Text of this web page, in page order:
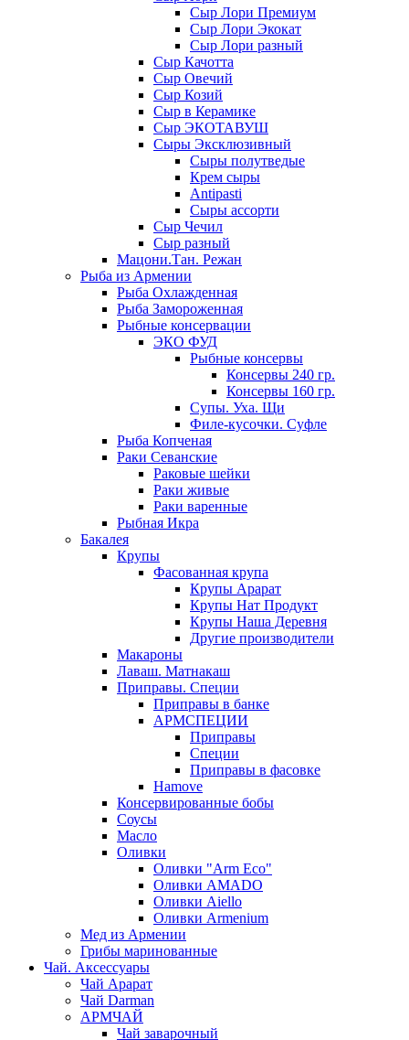
Сыр Лори Премиум
Сыр Лори Экокат
Сыр Лори разный
Сыр Качотта
Сыр Овечий
Сыр Козий
Сыр в Керамике
Сыр ЭКОТАВУШ
Сыры Эксклюзивный
Сыры полутведые
Крем сыры
Antipasti
Сыры ассорти
Сыр Чечил
Сыр разный
Мацони.Тан. Режан
Рыба из Армении
Рыба Охлажденная
Рыба Замороженная
Рыбные консервации
ЭКО ФУД
Рыбные консервы
Консервы 240 гр.
Консервы 160 гр.
Супы. Уха. Щи
Филе-кусочки. Суфле
Рыба Копченая
Раки Севанские
Раковые шейки
Раки живые
Раки варенные
Рыбная Икра
Бакалея
Крупы
Фасованная крупа
Крупы Арарат
Крупы Нат Продукт
Крупы Наша Деревня
Другие производители
Макароны
Лаваш. Матнакаш
Приправы. Специи
Приправы в банке
АРМСПЕЦИИ
Приправы
Специи
Приправы в фасовке
Hamove
Консервированные бобы
Соусы
Масло
Оливки
Оливки "Arm Eco"
Оливки AMADO
Оливки Aiello
Оливки Armenium
Мед из Армении
Грибы маринованные
Чай. Аксессуары
Чай Арарат
Чай Darman
АРМЧАЙ
Чай заварочный